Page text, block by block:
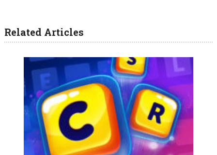
Related Articles